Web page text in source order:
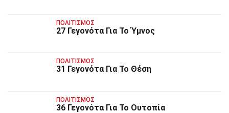
ΠΟΛΙΤΙΣΜΌΣ
27 Γεγονότα Για Το Ύμνος
ΠΟΛΙΤΙΣΜΌΣ
31 Γεγονότα Για Το Θέση
ΠΟΛΙΤΙΣΜΌΣ
36 Γεγονότα Για Το Ουτοπία